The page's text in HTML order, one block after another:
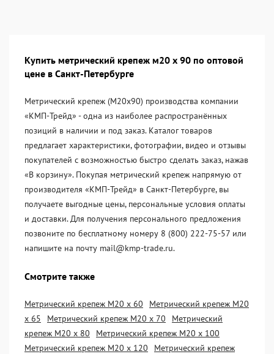
Купить метрический крепеж м20 х 90 по оптовой
цене в Санкт-Петербурге
Метрический крепеж (М20х90) производства компании
«KМП-Трейд» - одна из наиболее распространённых
позиций в наличии и под заказ. Каталог товаров
предлагает характеристики, фотографии, видео и отзывы
покупателей с возможностью быстро сделать заказ, нажав
«В корзину». Покупая метрический крепеж напрямую от
производителя «KМП-Трейд» в Санкт-Петербурге, вы
получаете выгодные цены, персональные условия оплаты
и доставки. Для получения персонального предложения
позвоните по бесплатному номеру 8 (800) 222-75-57 или
напишите на почту mail@kmp-trade.ru.
Смотрите также
Метрический крепеж М20 х 60
Метрический крепеж М20
х 65
Метрический крепеж М20 х 70
Метрический
крепеж М20 х 80
Метрический крепеж М20 х 100
Метрический крепеж М20 х 120
Метрический крепеж